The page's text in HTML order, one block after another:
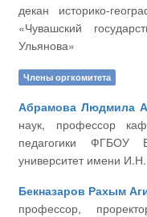
декан историко-
«Чувашский
Ульянова»
Члены оргкомитета
Абрамова Людмила
наук, профессор
педагогики ФГБОУ
университет имени
Бекназаров Рахым
профессор,